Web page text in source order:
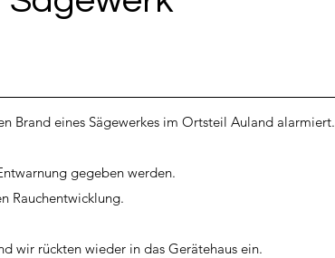
Brand eines Sägewerkes im Ortsteil Auland alarmiert.
gegeben werden.
Rauchentwicklung.
wir rückten wieder in das Gerätehaus ein.